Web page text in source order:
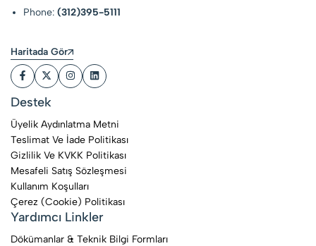
Phone:(312)395-5111
Haritada Gör
Destek
Üyelik Aydınlatma Metni
Teslimat Ve İade Politikası
Gizlilik Ve KVKK Politikası
Mesafeli Satış Sözleşmesi
Kullanım Koşulları
Çerez (Cookie) Politikası
Yardımcı Linkler
Dökümanlar & Teknik Bilgi Formları